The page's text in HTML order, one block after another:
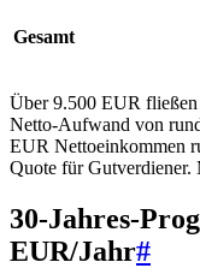
Gesamt
Über 9.500 EUR
Netto-Aufwand von
EUR Nettoeinkommen
Quote für Gutverdiener.
30-Jahres-
EUR/Jahr#